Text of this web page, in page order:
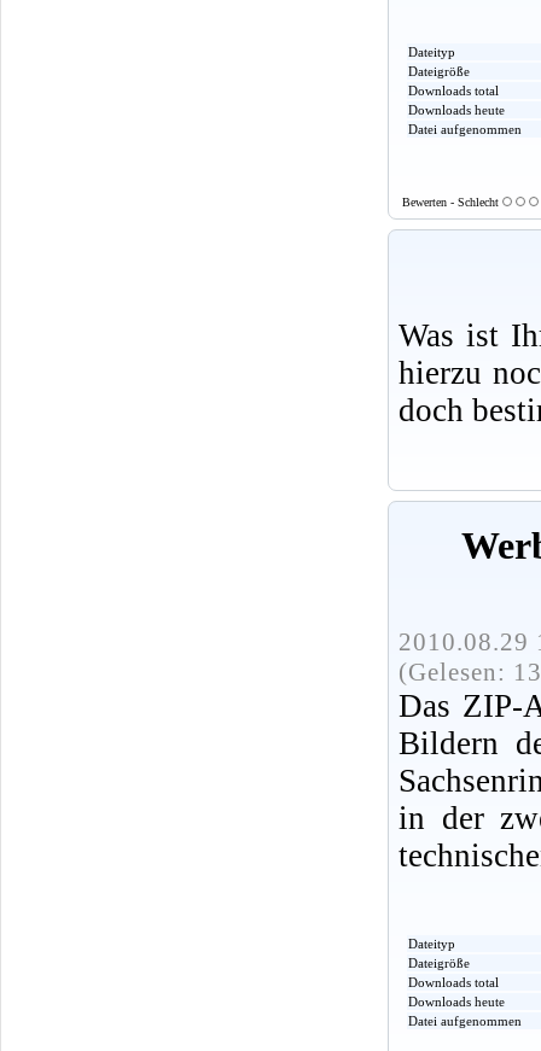
Dateityp
Dateigröße
Downloads total
Downloads heute
Datei aufgenommen
Bewerten - Schlecht
Was ist
hierzu
doch
2010.08.29
(Gelesen:
Das ZIP-
Bildern
in der
Dateityp
Dateigröße
Downloads total
Downloads heute
Datei aufgenommen